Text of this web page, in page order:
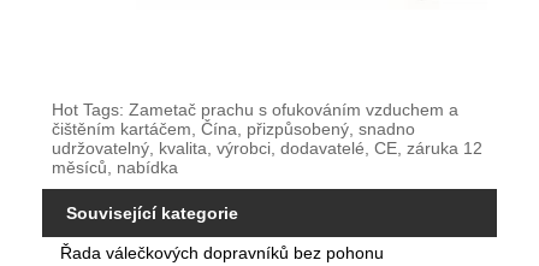
Hot Tags: Zametač prachu s ofukováním vzduchem a
čištěním kartáčem, Čína, přizpůsobený, snadno
udržovatelný, kvalita, výrobci, dodavatelé, CE, záruka 12
měsíců, nabídka
Související kategorie
Řada válečkových dopravníků bez pohonu